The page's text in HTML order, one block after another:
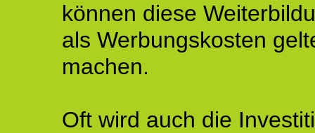
können diese
als Werbungskosten
machen.
Oft wird auch die